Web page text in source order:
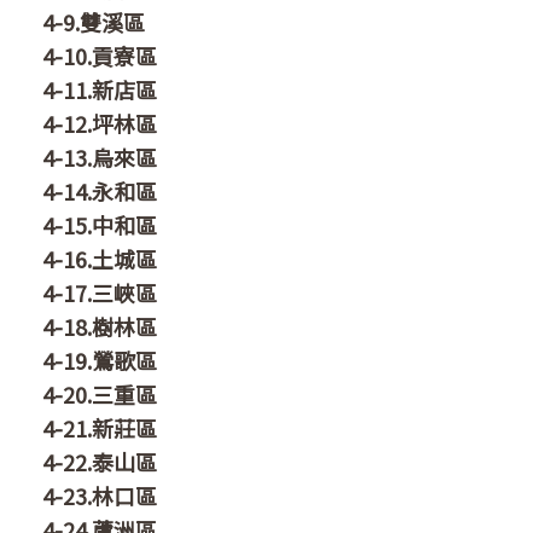
4-9.雙溪區
4-10.貢寮區
4-11.新店區
4-12.坪林區
4-13.烏來區
4-14.永和區
4-15.中和區
4-16.土城區
4-17.三峽區
4-18.樹林區
4-19.鶯歌區
4-20.三重區
4-21.新莊區
4-22.泰山區
4-23.林口區